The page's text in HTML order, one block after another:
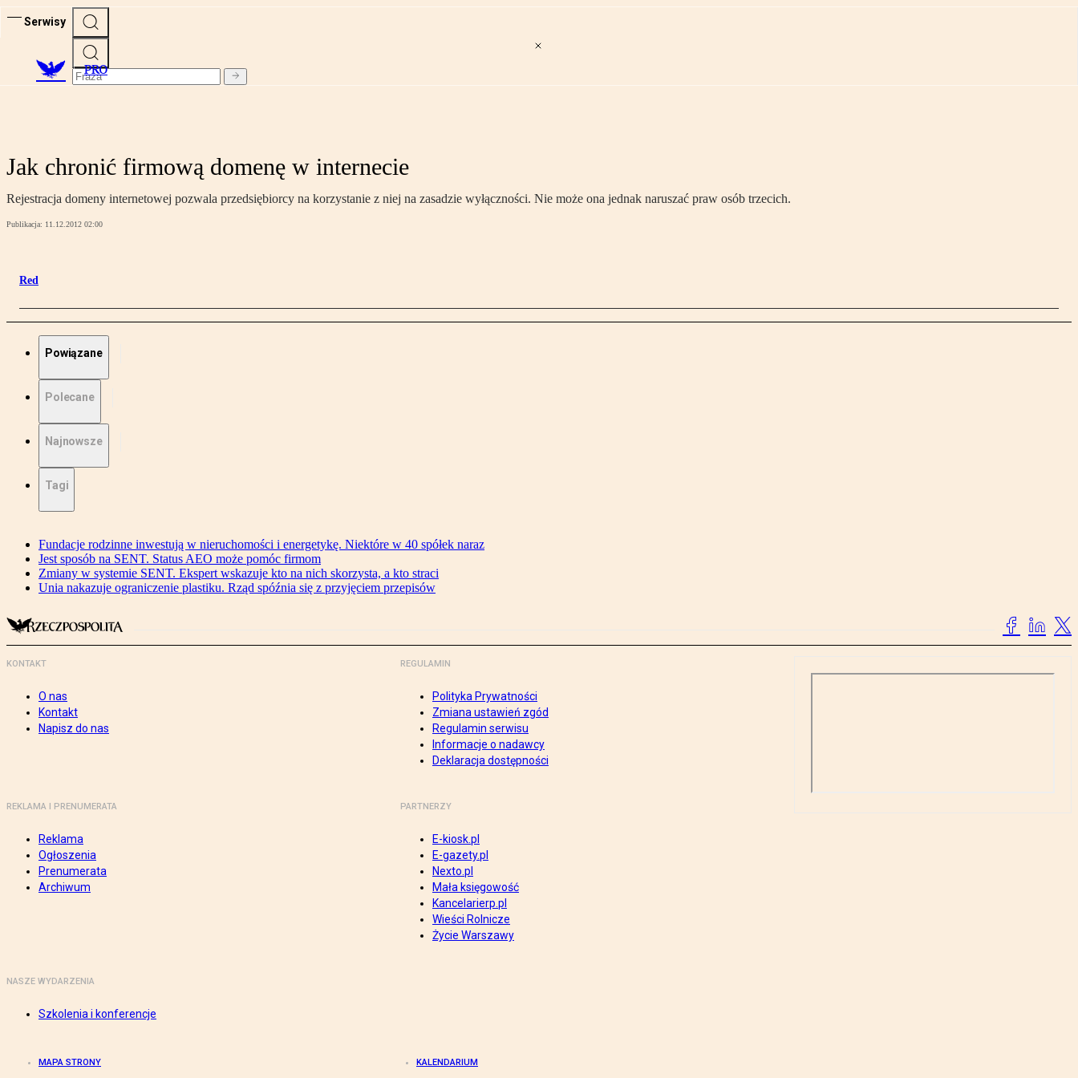
Serwisy
PRO
Jak chronić firmową domenę w internecie
Rejestracja domeny internetowej pozwala przedsiębiorcy na korzystanie z niej na zasadzie wyłączności. Nie może ona jednak naruszać praw osób trzecich.
Publikacja: 11.12.2012 02:00
Red
Powiązane
Polecane
Najnowsze
Tagi
Fundacje rodzinne inwestują w nieruchomości i energetykę. Niektóre w 40 spółek naraz
Jest sposób na SENT. Status AEO może pomóc firmom
Zmiany w systemie SENT. Ekspert wskazuje kto na nich skorzysta, a kto straci
Unia nakazuje ograniczenie plastiku. Rząd spóźnia się z przyjęciem przepisów
KONTAKT
O nas
Kontakt
Napisz do nas
REGULAMIN
Polityka Prywatności
Zmiana ustawień zgód
Regulamin serwisu
Informacje o nadawcy
Deklaracja dostępności
REKLAMA I PRENUMERATA
Reklama
Ogłoszenia
Prenumerata
Archiwum
PARTNERZY
E-kiosk.pl
E-gazety.pl
Nexto.pl
Mała księgowość
Kancelarierp.pl
Wieści Rolnicze
Życie Warszawy
NASZE WYDARZENIA
Szkolenia i konferencje
MAPA STRONY KALENDARIUM